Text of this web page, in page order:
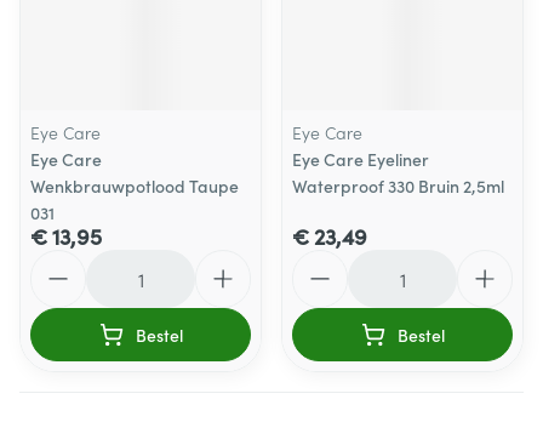
Eye Care
Eye Care
Wenkbrauwpotlood Taupe
031
€ 13,95
Bestel
Eye Care
Eye Care Eyeliner
Waterproof 330 Bruin 2,5ml
€ 23,49
Bestel